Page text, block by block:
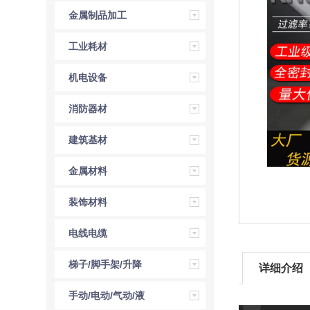
金属制品加工
工业耗材
机电设备
消防器材
建筑基材
金属材料
装饰材料
电线电缆
梯子/脚手架/升降
机
手动/电动/气动/液
详细介绍